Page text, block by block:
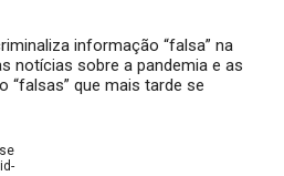
informação “falsa” na
notícias sobre a pandemia e as
“falsas” que mais tarde se